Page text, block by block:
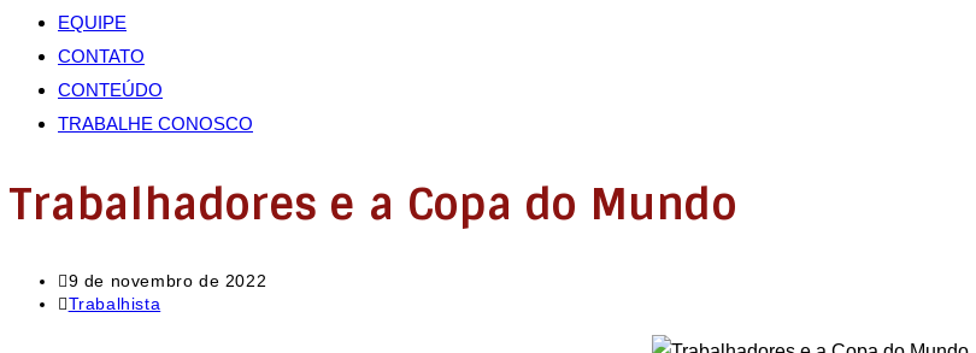
EQUIPE
CONTATO
CONTEÚDO
TRABALHE CONOSCO
Trabalhadores e a Copa do Mundo
Post
publicado:
9 de novembro de 2022
Categoria
Trabalhista